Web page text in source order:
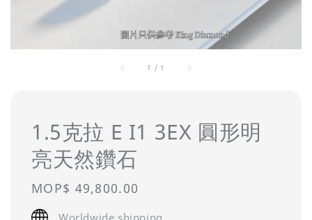
1 / 1
1.5克拉 E I1 3EX 圓形明
亮天然鑽石
Regular
price
MOP$ 49,800.00
Worldwide shipping